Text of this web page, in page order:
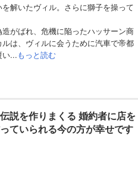
解いたヴィル。さらに獅子を操って
がばれ、危機に陥ったハッサーン商
は、ヴィルに会うために汽車で帝都
い...もっと読む
説を作りまくる 婚約者に店を
ていられる今の方が幸せです